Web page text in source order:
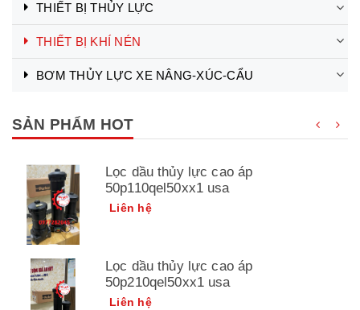
THIẾT BỊ THỦY LỰC
THIẾT BỊ KHÍ NÉN
BƠM THỦY LỰC XE NÂNG-XÚC-CẨU
SẢN PHẨM HOT
Lọc dầu thủy lực cao áp
50p110qel50xx1 usa
Liên hệ
Lọc dầu thủy lực cao áp
50p210qel50xx1 usa
Liên hệ